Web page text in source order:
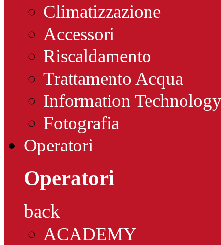
Climatizzazione
Accessori
Riscaldamento
Trattamento Acqua
Information Technology
Fotografia
Operatori
Operatori
back
ACADEMY